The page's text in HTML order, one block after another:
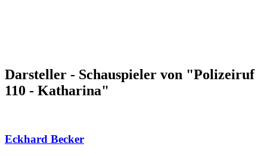
Darsteller - Schauspieler von "Polizeiruf
110 - Katharina"
Eckhard Becker